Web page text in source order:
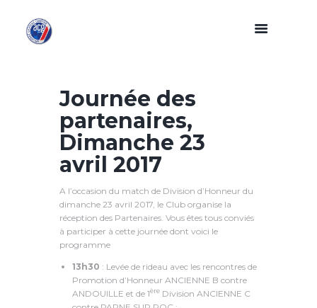
Journée des
partenaires,
Dimanche 23
avril 2017
A l’occasion du match de Division d’Honneur du
dimanche 23 avril 2017, le Club organise la
réception des Partenaires. Vous êtes tous conviés
à participer à cette journée dont voici le
programme
13h30 : Levée de rideau avec les rencontres de
Promotion d’Honneur ANCIENNE B contre
ANDOUILLE et de 1ère Division ANCIENNE C